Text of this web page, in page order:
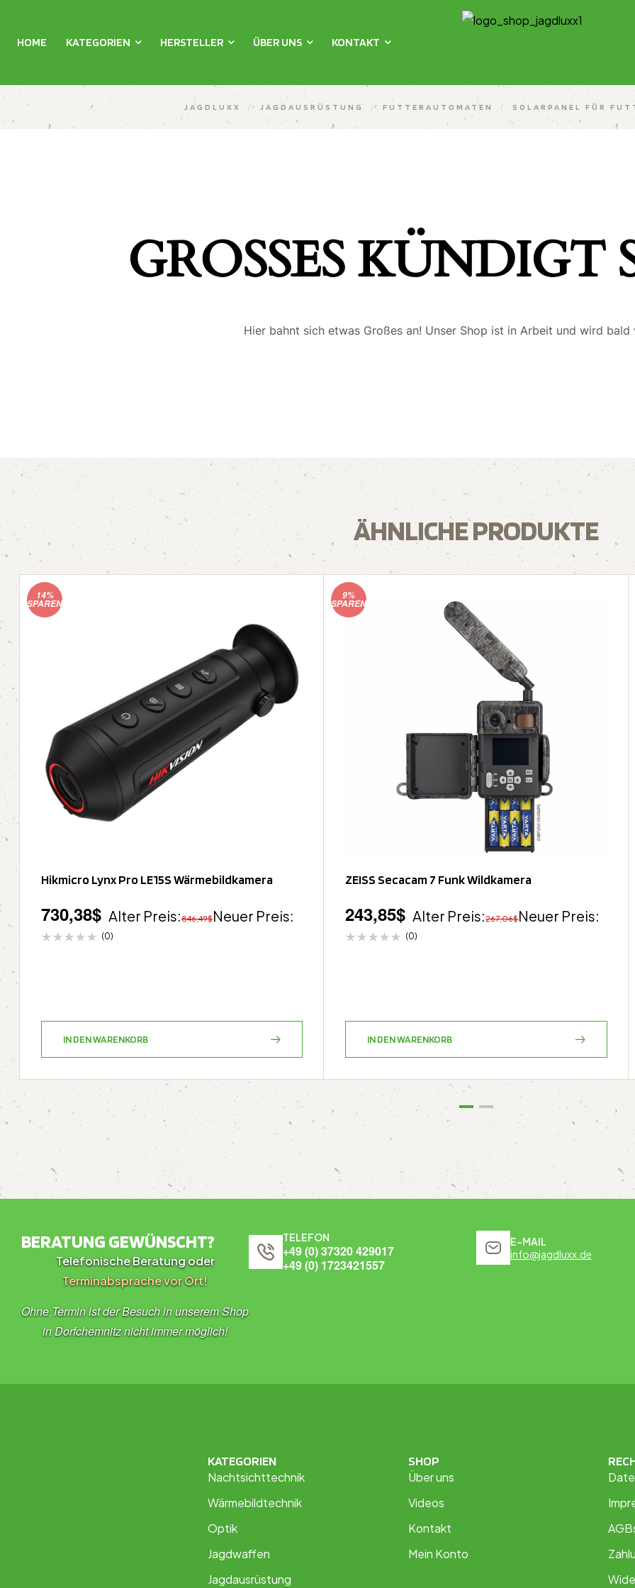
HOME KATEGORIEN HERSTELLER ÜBER UNS KONTAKT
JAGDLUXX / JAGDAUSRÜSTUNG / FUTTERAUTOMATEN / SOLARPANEL FÜR
GROSSES KÜNDIGT
Hier bahnt sich etwas Großes an! Unser Shop ist in Arbeit und wird
ÄHNLICHE PRODUKTE
14%
SPAREN
Hikmicro Lynx Pro LE15S Wärmebildkamera
Alter Preis:846,49$Neuer Preis:
730,38$
(0)
IN DEN WARENKORB
9%
SPAREN
ZEISS Secacam 7 Funk Wildkamera
Alter Preis:267,06$Neuer Preis:
243,85$
(0)
IN DEN WARENKORB
BERATUNG GEWÜNSCHT?
Telefonische Beratung oder
Terminabsprache vor Ort!
Ohne Termin ist der Besuch in unserem Shop
in Dorfchemnitz nicht immer möglich!
TELEFON
+49 (0) 37320 429017
+49 (0) 1723421557
E-MAIL
info@jagdluxx.de
KATEGORIEN
Nachtsichttechnik
Wärmebildtechnik
Optik
Jagdwaffen
Jagdausrüstung
SHOP
Über uns
Videos
Kontakt
Mein Konto